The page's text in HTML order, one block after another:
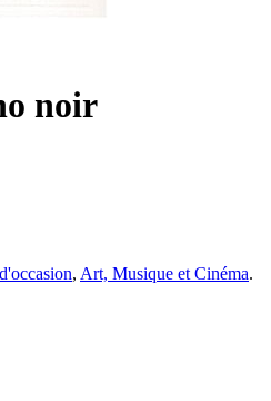
noir
, Art, Musique et Cinéma.